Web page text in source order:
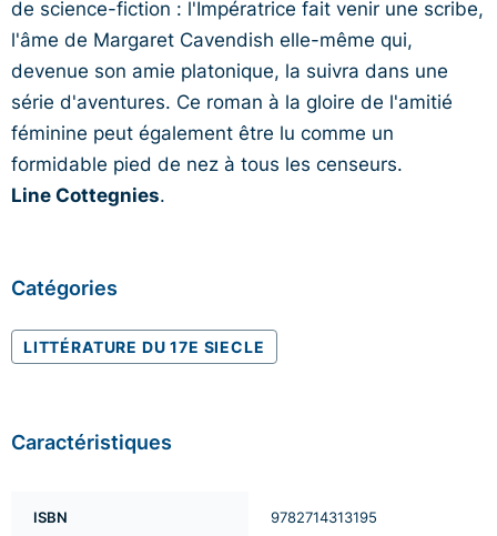
de science-fiction : l'Impératrice fait venir une scribe,
l'âme de Margaret Cavendish elle-même qui,
devenue son amie platonique, la suivra dans une
série d'aventures. Ce roman à la gloire de l'amitié
féminine peut également être lu comme un
formidable pied de nez à tous les censeurs.
Line Cottegnies.
Catégories
LITTÉRATURE DU 17E SIECLE
Caractéristiques
ISBN 9782714313195